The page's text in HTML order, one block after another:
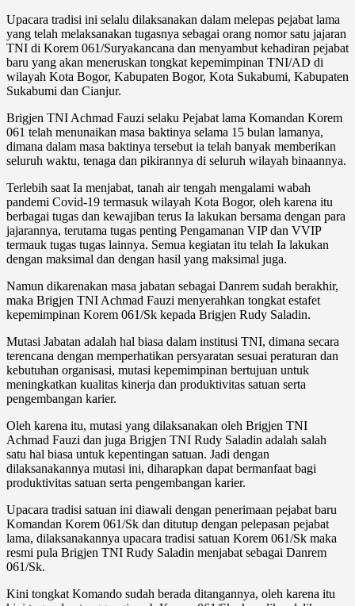
Upacara tradisi ini selalu dilaksanakan dalam melepas pejabat lama
yang telah melaksanakan tugasnya sebagai orang nomor satu jajaran
TNI di Korem 061/Suryakancana dan menyambut kehadiran pejabat
baru yang akan meneruskan tongkat kepemimpinan TNI/AD di
wilayah Kota Bogor, Kabupaten Bogor, Kota Sukabumi, Kabupaten
Sukabumi dan Cianjur.
Brigjen TNI Achmad Fauzi selaku Pejabat lama Komandan Korem
061 telah menunaikan masa baktinya selama 15 bulan lamanya,
dimana dalam masa baktinya tersebut ia telah banyak memberikan
seluruh waktu, tenaga dan pikirannya di seluruh wilayah binaannya.
Terlebih saat Ia menjabat, tanah air tengah mengalami wabah
pandemi Covid-19 termasuk wilayah Kota Bogor, oleh karena itu
berbagai tugas dan kewajiban terus Ia lakukan bersama dengan para
jajarannya, terutama tugas penting Pengamanan VIP dan VVIP
termauk tugas tugas lainnya. Semua kegiatan itu telah Ia lakukan
dengan maksimal dan dengan hasil yang maksimal juga.
Namun dikarenakan masa jabatan sebagai Danrem sudah berakhir,
maka Brigjen TNI Achmad Fauzi menyerahkan tongkat estafet
kepemimpinan Korem 061/Sk kepada Brigjen Rudy Saladin.
Mutasi Jabatan adalah hal biasa dalam institusi TNI, dimana secara
terencana dengan memperhatikan persyaratan sesuai peraturan dan
kebutuhan organisasi, mutasi kepemimpinan bertujuan untuk
meningkatkan kualitas kinerja dan produktivitas satuan serta
pengembangan karier.
Oleh karena itu, mutasi yang dilaksanakan oleh Brigjen TNI
Achmad Fauzi dan juga Brigjen TNI Rudy Saladin adalah salah
satu hal biasa untuk kepentingan satuan. Jadi dengan
dilaksanakannya mutasi ini, diharapkan dapat bermanfaat bagi
produktivitas satuan serta pengembangan karier.
Upacara tradisi satuan ini diawali dengan penerimaan pejabat baru
Komandan Korem 061/Sk dan ditutup dengan pelepasan pejabat
lama, dilaksanakannya upacara tradisi satuan Korem 061/Sk maka
resmi pula Brigjen TNI Rudy Saladin menjabat sebagai Danrem
061/Sk.
Kini tongkat Komando sudah berada ditangannya, oleh karena itu